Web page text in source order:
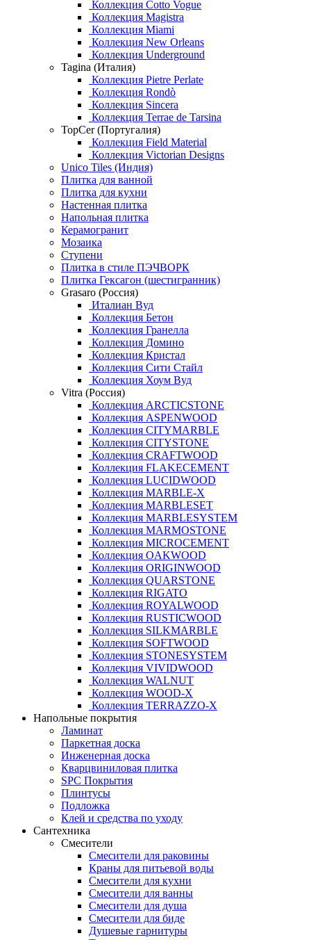
Коллекция Cotto Vogue
Коллекция Magistra
Коллекция Miami
Коллекция New Orleans
Коллекция Underground
Tagina (Италия)
Коллекция Pietre Perlate
Коллекция Rondò
Коллекция Sincera
Коллекция Terrae de Tarsina
TopCer (Португалия)
Коллекция Field Material
Коллекция Victorian Designs
Unico Tiles (Индия)
Плитка для ванной
Плитка для кухни
Настенная плитка
Напольная плитка
Керамогранит
Мозаика
Ступени
Плитка в стиле ПЭЧВОРК
Плитка Гексагон (шестигранник)
Grasaro (Россия)
Италиан Вуд
Коллекция Бетон
Коллекция Гранелла
Коллекция Домино
Коллекция Кристал
Коллекция Сити Стайл
Коллекция Хоум Вуд
Vitra (Россия)
Коллекция ARCTICSTONE
Коллекция ASPENWOOD
Коллекция CITYMARBLE
Коллекция CITYSTONE
Коллекция CRAFTWOOD
Коллекция FLAKECEMENT
Коллекция LUCIDWOOD
Коллекция MARBLE-X
Коллекция MARBLESET
Коллекция MARBLESYSTEM
Коллекция MARMOSTONE
Коллекция MICROCEMENT
Коллекция OAKWOOD
Коллекция ORIGINWOOD
Коллекция QUARSTONE
Коллекция RIGATO
Коллекция ROYALWOOD
Коллекция RUSTICWOOD
Коллекция SILKMARBLE
Коллекция SOFTWOOD
Коллекция STONESYSTEM
Коллекция VIVIDWOOD
Коллекция WALNUT
Коллекция WOOD-X
Коллекция ТЕRRАZZO-X
Напольные покрытия
Ламинат
Паркетная доска
Инженерная доска
Кварцвиниловая плитка
SPC Покрытия
Плинтусы
Подложка
Клей и средства по уходу
Сантехника
Смесители
Смесители для раковины
Краны для питьевой воды
Смесители для кухни
Смесители для ванны
Смесители для душа
Смесители для биде
Душевые гарнитуры